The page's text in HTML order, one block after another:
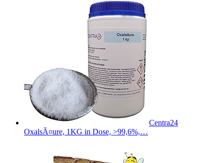
Centra24
OxalsÃ¤ure, 1KG in Dose, >99,6%,…